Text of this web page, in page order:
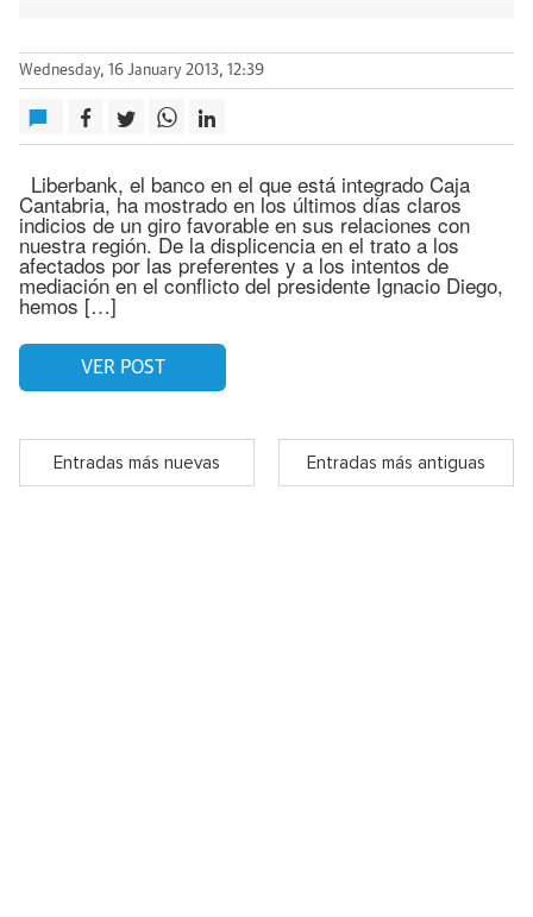
Wednesday, 16 January 2013, 12:39
Liberbank, el banco en el que está integrado Caja
Cantabria, ha mostrado en los últimos días claros
indicios de un giro favorable en sus relaciones con
nuestra región. De la displicencia en el trato a los
afectados por las preferentes y a los intentos de
mediación en el conflicto del presidente Ignacio Diego,
hemos […]
VER POST
Entradas más nuevas Entradas más antiguas